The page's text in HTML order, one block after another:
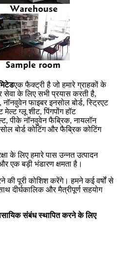
एक फैक्ट्री है जो हमारे ग्राहकों के
सेवा के लिए सभी प्रयास करती है,
फाइबर इनसोल बोर्ड, स्ट्रिएट
मेल्ट ग्लू शीट, पिंगपोंग हॉट
पीके नॉनवुवेन फैब्रिक, नायलॉन
बोर्ड कोटिंग और फैब्रिक कोटिंग
के लिए हमारे पास उन्नत उत्पादन
एक बड़ी भंडारण क्षमता है।
की पूरी कोशिश करेंगे। हमने कई वर्षों से
दीर्घकालिक और मैत्रीपूर्ण सहयोग
संबंध स्थापित करने के लिए